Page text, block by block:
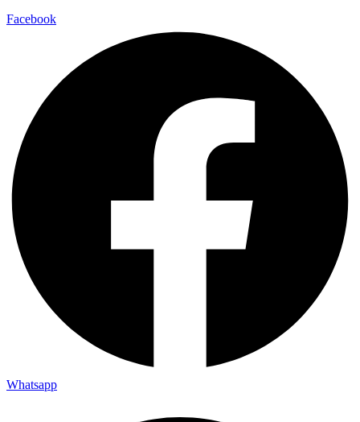
Facebook
Whatsapp